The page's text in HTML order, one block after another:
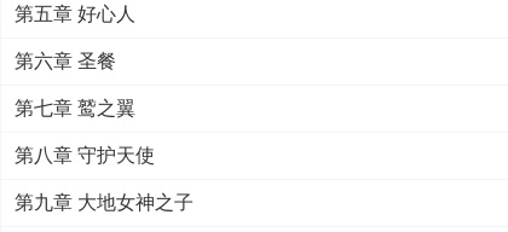
第五章 好心人
第六章 圣餐
第七章 鹫之翼
第八章 守护天使
第九章 大地女神之子